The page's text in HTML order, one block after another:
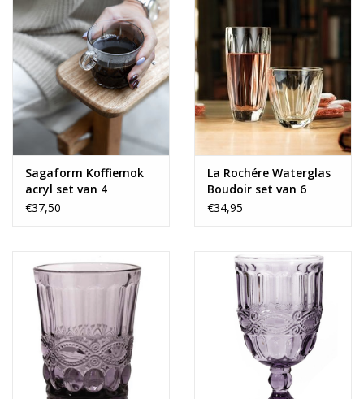
Sagaform Koffiemok
acryl set van 4
€37,50
La Rochére Waterglas
Boudoir set van 6
€34,95